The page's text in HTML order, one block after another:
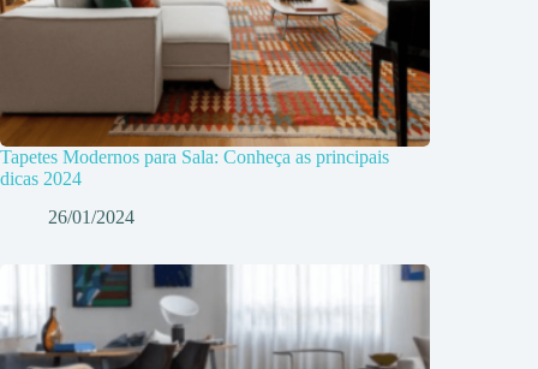
Tapetes Modernos para Sala: Conheça as principais
dicas 2024
26/01/2024